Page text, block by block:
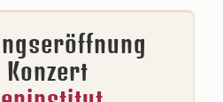
Konzert